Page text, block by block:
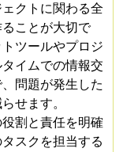
クトに関わる全
ことが大切で
ツールやプロジ
イムでの情報交
問題が発生した
せます。
割と責任を明確
スクを担当する